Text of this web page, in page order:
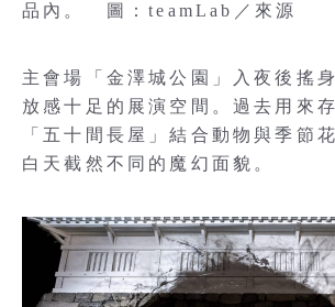
品內。 圖：teamLab／來源
主會場「金澤城公園」入夜後搖
放感十足的展演空間。過去用來
「五十間長屋」結合動物與季節
白天截然不同的魔幻面貌。